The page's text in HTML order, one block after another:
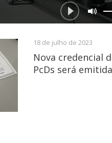
18 de julho de 2023
Nova credencial
PcDs será